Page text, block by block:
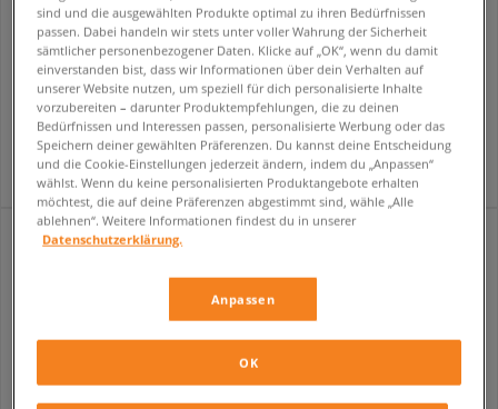
ADIDAS HANDBALL SPEZIAL W
damen
109,99 €
ADIDAS ADISTAR XLG 2.0
herren
94,99 €
139,99 €
99,99 € - niedrigster Preis
sind und die ausgewählten Produkte optimal zu ihren Bedürfnissen
passen. Dabei handeln wir stets unter voller Wahrung der Sicherheit
sämtlicher personenbezogener Daten. Klicke auf „OK“, wenn du damit
einverstanden bist, dass wir Informationen über dein Verhalten auf
unserer Website nutzen, um speziell für dich personalisierte Inhalte
vorzubereiten – darunter Produktempfehlungen, die zu deinen
Bedürfnissen und Interessen passen, personalisierte Werbung oder das
Speichern deiner gewählten Präferenzen. Du kannst deine Entscheidung
und die Cookie-Einstellungen jederzeit ändern, indem du „Anpassen“
wählst. Wenn du keine personalisierten Produktangebote erhalten
möchtest, die auf deine Präferenzen abgestimmt sind, wähle „Alle
ablehnen“. Weitere Informationen findest du in unserer
Datenschutzerklärung.
Anpassen
OK